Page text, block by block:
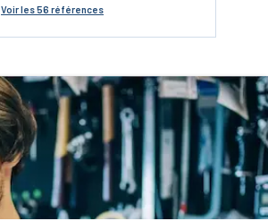
Voirles 56 références